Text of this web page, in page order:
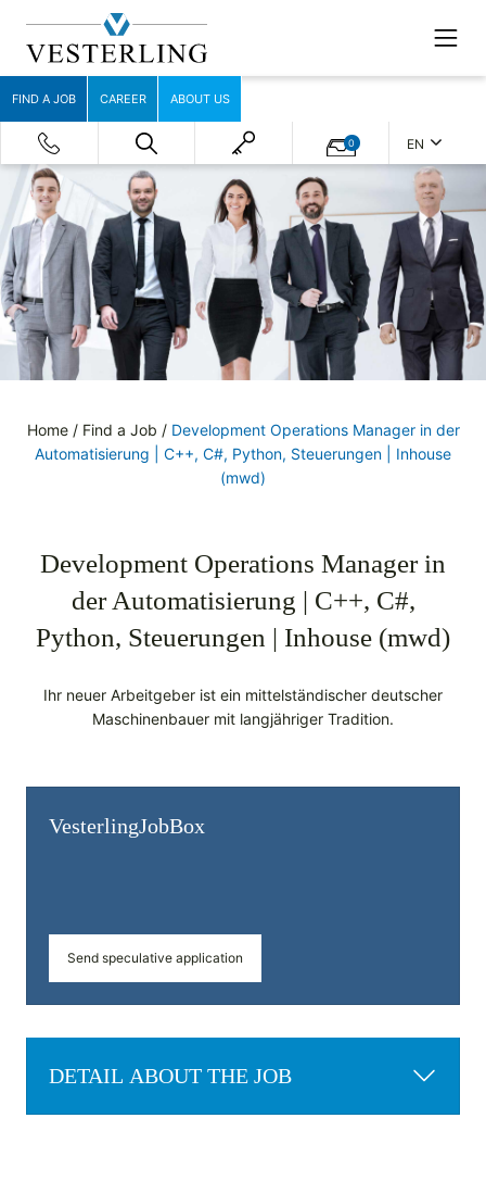
FIND A JOB CAREER ABOUT US
0 EN
Home/ Find a Job / Development Operations Manager in der
Automatisierung | C++, C#, Python, Steuerungen | Inhouse
(mwd)
Development Operations Manager in
der Automatisierung | C++, C#,
Python, Steuerungen | Inhouse (mwd)
Ihr neuer Arbeitgeber ist ein mittelständischer deutscher
Maschinenbauer mit langjähriger Tradition.
Vesterling­JobBox
Send speculative application
DETAIL ABOUT THE JOB